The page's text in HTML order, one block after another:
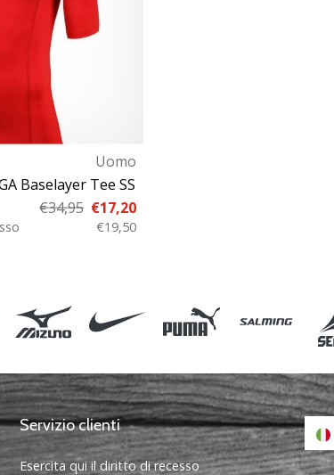
Uomo
Baselayer Tee SS
€34,95 €17,20
€19,50
Servizio clienti
Esercita qui il diritto di recesso